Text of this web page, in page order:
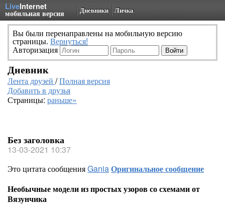
LiveInternet
мобильная версия Дневники Личка
Вы были перенаправлены на мобильную версию
страницы. Вернуться!
Авторизация
Дневник
Лента друзей /Полная версия
Добавить в друзья
Страницы: раньше»
Без заголовка
13-03-2021 10:37
Это цитата сообщенияGaniaОригинальное сообщение
Необычные модели из простых узоров со схемами от
Вязунчика